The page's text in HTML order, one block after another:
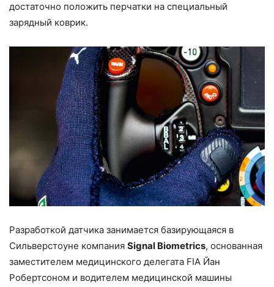
достаточно положить перчатки на специальный
зарядный коврик.
Разработкой датчика занимается базирующаяся в
Сильверстоуне компания Signal Biometrics, основанная
заместителем медицинского делегата FIA Йан
Робертсоном и водителем медицинской машины